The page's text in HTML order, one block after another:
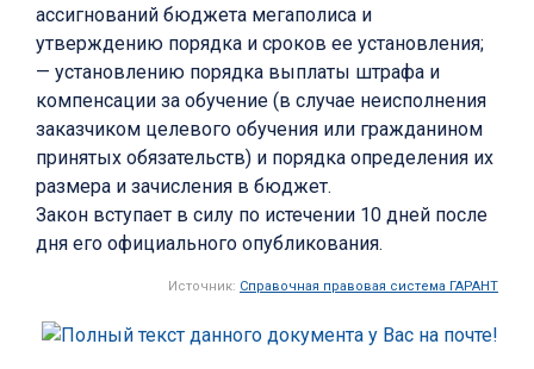
ассигнований бюджета мегаполиса и
утверждению порядка и сроков ее установления;
— установлению порядка выплаты штрафа и
компенсации за обучение (в случае неисполнения
заказчиком целевого обучения или гражданином
принятых обязательств) и порядка определения их
размера и зачисления в бюджет.
Закон вступает в силу по истечении 10 дней после
дня его официального опубликования.
Источник: Справочная правовая система ГАРАНТ